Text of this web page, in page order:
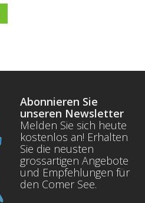
Abonnieren Sie
unseren Newsletter
Melden Sie sich heute
kostenlos an! Erhalten
Sie die neusten
grossartigen Angebote
und Empfehlungen für
den Comer See.